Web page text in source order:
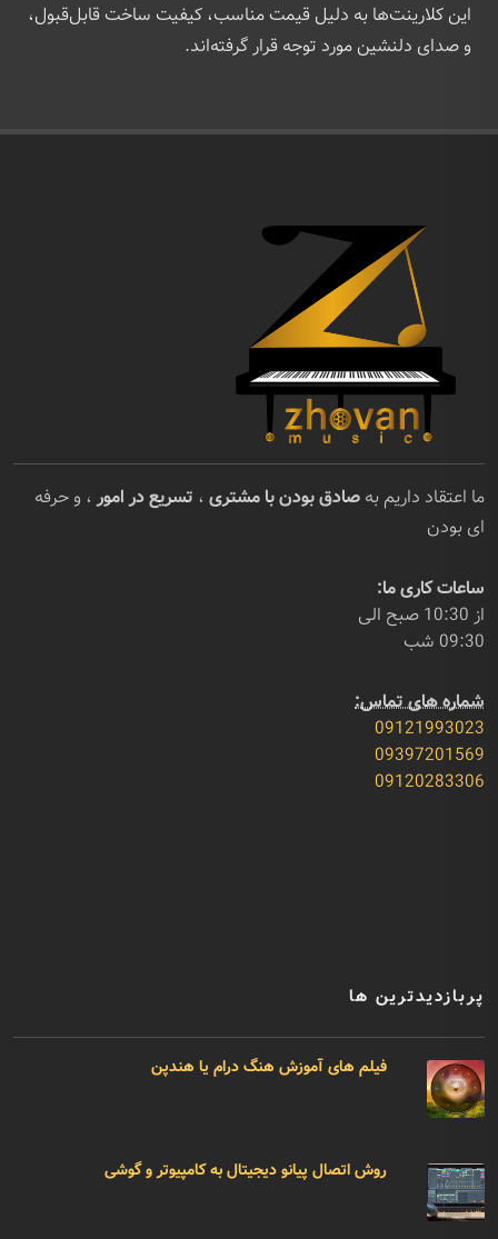
این کلارینت‌ها به دلیل قیمت مناسب، کیفیت ساخت قابل‌قبول،
و صدای دلنشین مورد توجه قرار گرفته‌اند.
ما اعتقاد داریم به صادق بودن با مشتری ، تسریع در امور ، و حرفه
ای بودن
ساعات کاری ما:
از 10:30 صبح الی
09:30 شب
شماره های تماس:
09121993023
09397201569
09120283306
پربازدیدترین ها
فیلم های آموزش هنگ درام یا هندپن
روش اتصال پیانو دیجیتال به کامپیوتر و گوشی